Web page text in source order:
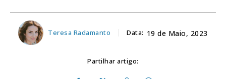
Teresa Radamanto Data: 19 de Maio, 2023
Partilhar artigo: